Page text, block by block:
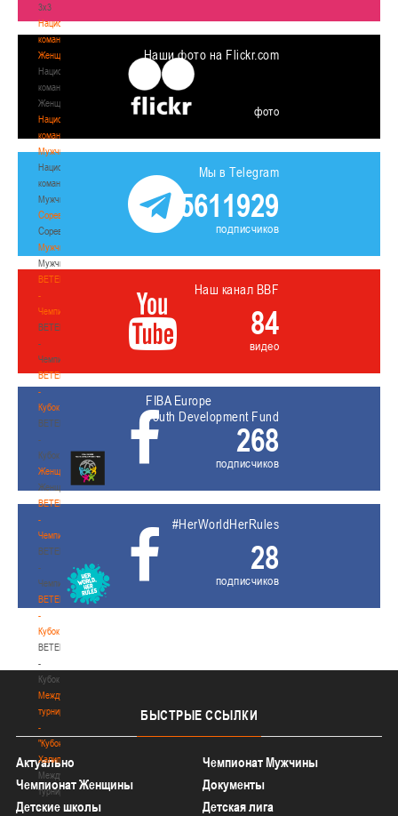
3х3
Национальная
команда.
Женщины
Национальная
команда.
Женщины
Национальная
команда.
Мужчины
Национальная
команда.
Мужчины
Соревнования
Соревнования
Мужчины
Мужчины
BETERA
-
Чемпионат
BETERA
-
Чемпионат
BETERA
-
Кубок
BETERA
-
Кубок
Женщины
Женщины
BETERA
-
Чемпионат
BETERA
-
Чемпионат
BETERA
-
Кубок
BETERA
-
Кубок
Международный
турнир
-
"Кубок
Халипского"
Международный
турнир
-
Наши фото на Flickr.com
фото
Мы в Telegram
5611929
подписчиков
Наш канал BBF
84
видео
FIBA Europe
Youth Development Fund
268
подписчиков
#HerWorldHerRules
28
подписчиков
БЫСТРЫЕ ССЫЛКИ
Актуально
Чемпионат Мужчины
Чемпионат Женщины
Документы
Детские школы
Детская лига